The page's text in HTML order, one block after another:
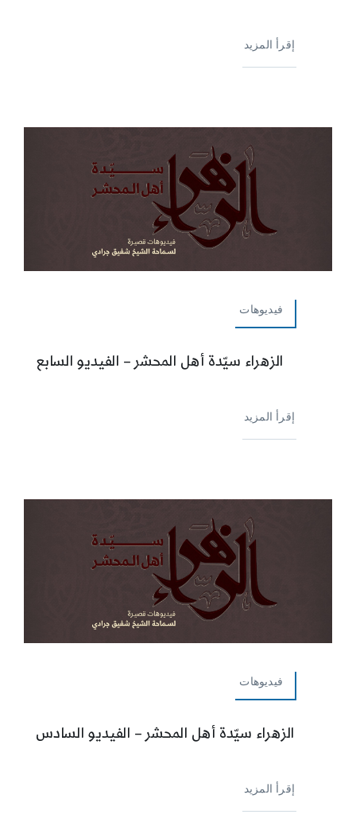
إقرأ المزيد
فيديوهات
الزهراء سيّدة أهل المحشر – الفيديو السابع
إقرأ المزيد
فيديوهات
الزهراء سيّدة أهل المحشر – الفيديو السادس
إقرأ المزيد